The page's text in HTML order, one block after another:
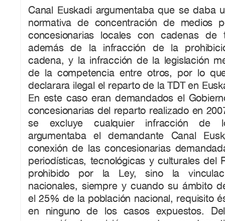
Canal Euskadi argumentaba que se daba
normativa de concentración de medios
concesionarias locales con cadenas de
además de la infracción de la
cadena, y la infracción de la legislación
de la competencia entre otros, por lo
declarara ilegal el reparto de la TDT en
En este caso eran demandados el
concesionarias del reparto realizado en
se excluye cualquier infracción de
argumentaba el demandante Canal
conexión de las concesionarias
periodísticas, tecnológicas y culturales del
prohibido por la Ley, sino la
nacionales, siempre y cuando su ámbito
el 25% de la población nacional, requisito
en ninguno de los casos expuestos.